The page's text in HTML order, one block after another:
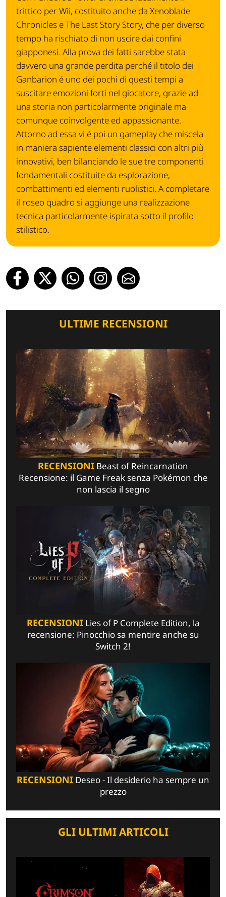
trittico per Wii, costituito anche da Xenoblade
Chronicles e The Last Story Story, che per diverso
tempo ha rischiato di non uscire dai confini
giapponesi. Alla prova dei fatti sarebbe stata
davvero una grande perdita perché il titolo dei
Ganbarion é uno dei pochi di questi tempi a
suscitare emozioni forti nel giocatore, grazie ad
una storia non particolarmente originale ma
comunque coinvolgente ed appassionante.
Attorno ad essa vi é poi un gameplay che miscela
in maniera sapiente elementi classici con altri più
innovativi, ben bilanciando le sue tre componenti
fondamentali costituite da esplorazione,
combattimenti ed elementi ruolistici. A completare
il roseo quadro si aggiunge una realizzazione
tecnica particolarmente ispirata sotto il profilo
stilistico.
ULTIME RECENSIONI
RECENSIONI Beast of Reincarnation
Recensione: il Game Freak senza Pokémon che
non lascia il segno
RECENSIONILies of P Complete Edition, la
recensione: Pinocchio sa mentire anche su
Switch 2!
RECENSIONI Deseo - Il desiderio ha sempre un
prezzo
GLI ULTIMI ARTICOLI